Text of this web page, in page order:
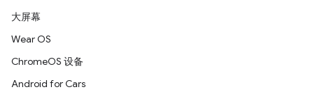
大屏幕
Wear OS
ChromeOS 设备
Android for Cars